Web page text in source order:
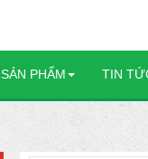
SẢN PHẨM TIN